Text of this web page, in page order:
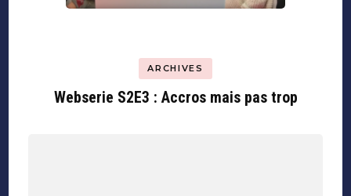
ARCHIVES
Webserie S2E3 : Accros mais pas trop